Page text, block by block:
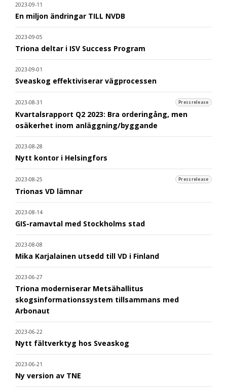
2023-09-11
En miljon ändringar TILL NVDB
2023-09-05
Triona deltar i ISV Success Program
2023-09-01
Sveaskog effektiviserar vägprocessen
2023-08-31 Pressrelease
Kvartalsrapport Q2 2023: Bra orderingång, men
osäkerhet inom anläggning/byggande
2023-08-28
Nytt kontor i Helsingfors
2023-08-25 Pressrelease
Trionas VD lämnar
2023-08-14
GIS-ramavtal med Stockholms stad
2023-08-08
Mika Karjalainen utsedd till VD i Finland
2023-06-27
Triona moderniserar Metsähallitus
skogsinformationssystem tillsammans med
Arbonaut
2023-06-22
Nytt fältverktyg hos Sveaskog
2023-06-21
Ny version av TNE